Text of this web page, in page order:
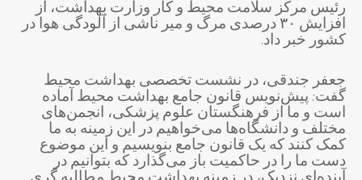
رئیس مرکز سلامت محیط و کار وزارت بهداشت، از
افزایش ۳۰ درصدی مرگ و میر ناشی از آلودگی هوا در
کشور خبر داد.
جعفر جندقی، در نشست تخصصی بهداشت محیط
گفت: پیش‌نویس قانون جامع بهداشت محیط آماده
است و ما از فرهنگستان علوم پزشکی، انجمن‌های
مختلف و دانشگاه‌ها می‌خواهیم در این زمینه به ما
کمک کنند که یک قانون جامع بنویسیم و این موضوع
دست ما را در حاکمیت باز می‌گذارد که بتوانیم در